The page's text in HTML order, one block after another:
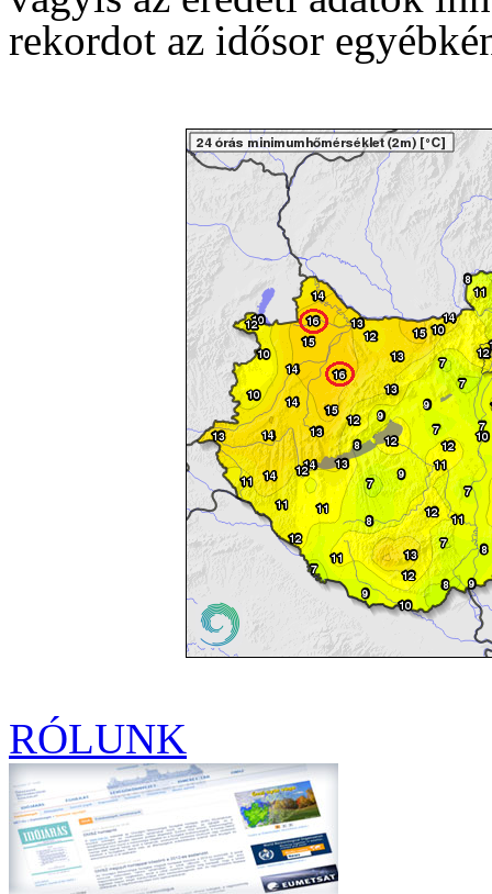
rekordot az idősor
RÓLUNK